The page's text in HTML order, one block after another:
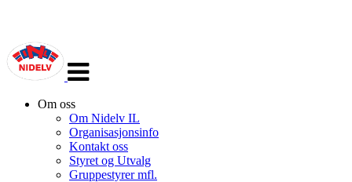
navigasjon
Om oss
Om Nidelv IL
Organisasjonsinfo
Kontakt oss
Styret og Utvalg
Gruppestyrer mfl.